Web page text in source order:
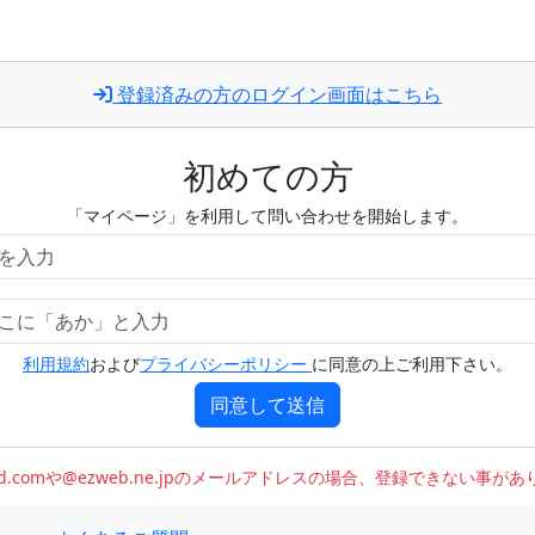
登録済みの方のログイン画面はこちら
初めての方
「マイページ」を利用して問い合わせを開始します。
利用規約およびプライバシーポリシー に同意の上ご利用下さい。
同意して送信
や@ezweb.ne.jpのメールアドレスの場合、登録できない事があ